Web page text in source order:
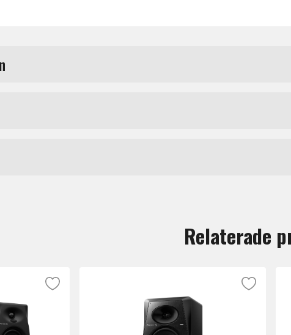
Aramidfiber ger enastående punch som du känner i
Förstärkaren har 96 kHz DSP som med två rattar, Low
Relaterade